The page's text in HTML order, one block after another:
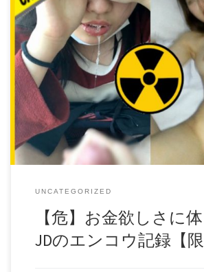
【危】お金欲しさに体を売ったJDのエン
商品詳細 ■ 今回も非常に生難しい素人の
生と言えばお金がなく、なんとかバイト
い！ そんな気持ちで真っ盛りの時期です
真っ盛りときたら、考え付くのはこれで
を売って、舐めたくもないチンポをしゃ
つもりはなかったけど結局生で入れられ
しい援●交現場が垣間見えます。 慣れない
たりぎこちない体制で犯されてる子も居
ポを相手にしてきているベテランＪＤま
れぞれのファイルにまとめました。 多く
すのであとはその目で確かめてくださ
い。 by ORANGE daofile302341.rar – 1.9
UNCATEGORIZED
【危】お金欲しさに
JDのエンコウ記録【限